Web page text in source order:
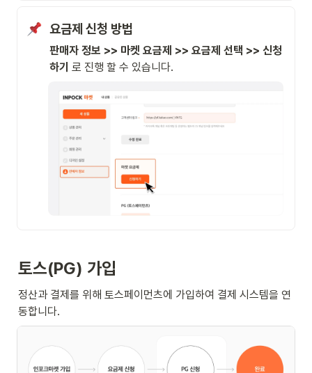
요금제 신청 방법
판매자 정보 >> 마켓 요금제 >> 요금제 선택 >> 신청
하기 로 진행 할 수 있습니다.
토스(PG) 가입
정산과 결제를 위해 토스페이먼츠에 가입하여 결제 시스템을 연
동합니다.